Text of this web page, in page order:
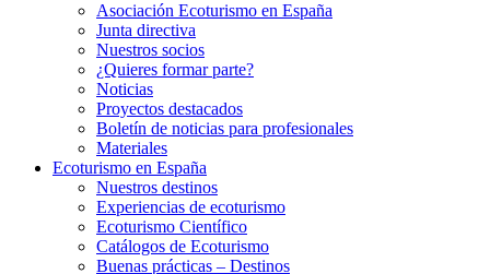
Asociación Ecoturismo en España
Junta directiva
Nuestros socios
¿Quieres formar parte?
Noticias
Proyectos destacados
Boletín de noticias para profesionales
Materiales
Ecoturismo en España
Nuestros destinos
Experiencias de ecoturismo
Ecoturismo Científico
Catálogos de Ecoturismo
Buenas prácticas – Destinos